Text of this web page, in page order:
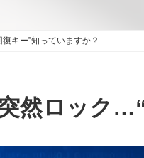
キー”知っていますか？
ロック…“